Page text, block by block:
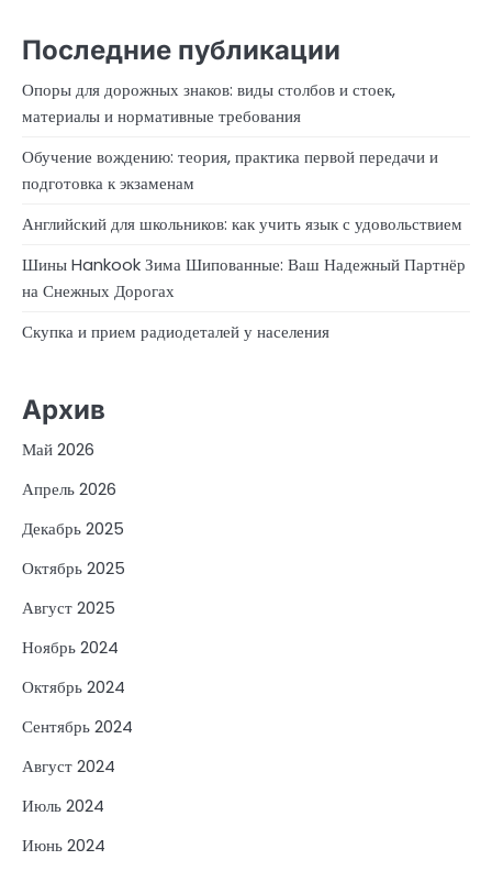
Последние публикации
Опоры для дорожных знаков: виды столбов и стоек,
материалы и нормативные требования
Обучение вождению: теория, практика первой передачи и
подготовка к экзаменам
Английский для школьников: как учить язык с удовольствием
Шины Hankook Зима Шипованные: Ваш Надежный Партнёр
на Снежных Дорогах
Скупка и прием радиодеталей у населения
Архив
Май 2026
Апрель 2026
Декабрь 2025
Октябрь 2025
Август 2025
Ноябрь 2024
Октябрь 2024
Сентябрь 2024
Август 2024
Июль 2024
Июнь 2024